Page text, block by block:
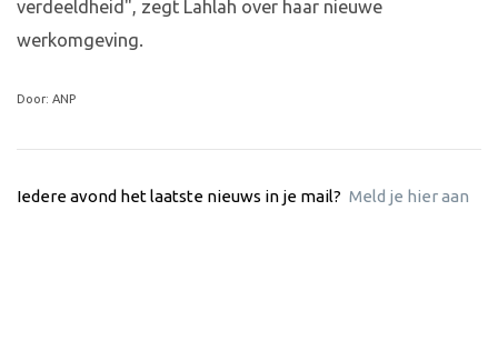
verdeeldheid", zegt Lahlah over haar nieuwe
werkomgeving.
Door: ANP
Iedere avond het laatste nieuws in je mail? Meld je hier aan